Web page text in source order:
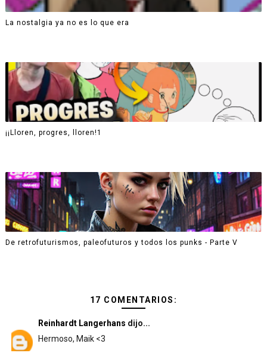
La nostalgia ya no es lo que era
¡¡Lloren, progres, lloren!1
De retrofuturismos, paleofuturos y todos los punks - Parte V
17 COMENTARIOS:
Reinhardt Langerhans dijo...
Hermoso, Maik <3